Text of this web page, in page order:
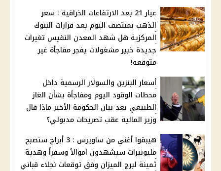
عيار 21 بعد الارتفاعات الخرافية : سعر
الذهب بمنتصف اليوم بعد قرارات البنوك
المركزية هل شهد المعدن النفيس تغيرات
جديدة خبير مشغولات يفجر مفاجأة غير
متوقعه!
أسعار البنزين والسولار الرسمية داخل
محطات الوقود اليوم ومفاجأة بشأن الغاز
الطبيعي بعد بيان الحكومة الأخير ماذا قال
وزير المالية عقب تصريحات مدبولي؟
هيبقوا أغني من ساويرس : 3 أبراج ستصبح
مليونيرات سيشهدون اموالاً وسفراً وهدية
ثمينة لبرج الميزان وفق توقعات نجلاء قباني